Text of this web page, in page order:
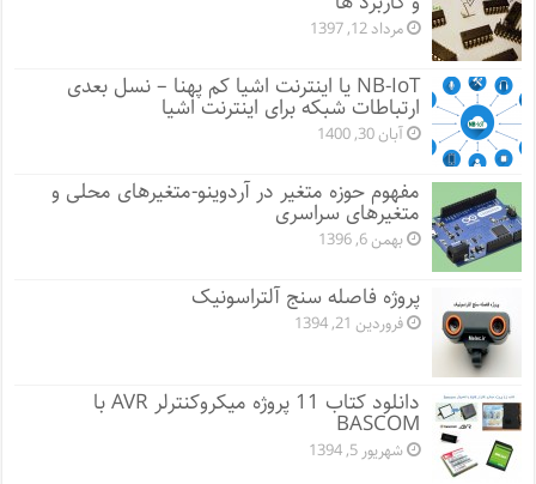
مرداد 12, 1397
NB-IoT یا اینترنت اشیا کم پهنا – نسل بعدی
ارتباطات شبکه برای اینترنت اشیا
آبان 30, 1400
مفهوم حوزه متغیر در آردوینو-متغیرهای محلی و
متغیرهای سراسری
بهمن 6, 1396
پروژه فاصله سنج آلتراسونیک
فروردین 21, 1394
دانلود کتاب 11 پروژه میکروکنترلر AVR با
BASCOM
شهریور 5, 1394